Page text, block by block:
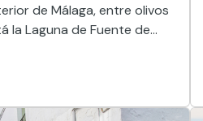
de Málaga, entre olivos
la Laguna de Fuente de
humedales del país y
el mayor número de